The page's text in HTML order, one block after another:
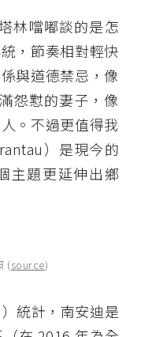
林噹嘟談的是怎
，節奏相對輕快
與道德禁忌，像
怨懟的妻子，像
。不過更值得我
）是現今的
主題更延伸出鄉
(source)
統計，南安迪是